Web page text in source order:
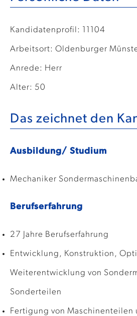
Kandidatenprofil: 11104
Arbeitsort: Oldenburger
Anrede: Herr
Alter: 50
Das zeichnet den
Ausbildung/ Studium
Mechaniker
Berufserfahrung
27 Jahre Berufserfahrung
Entwicklung, Konstruktion,
Weiterentwicklung von
Sonderteilen
Fertigung von Maschinenteilen